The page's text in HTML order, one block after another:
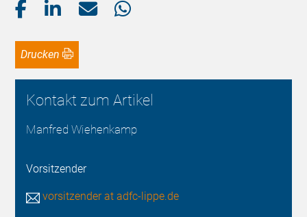
Drucken
Kontakt zum Artikel
Manfred Wiehenkamp
Vorsitzender
vorsitzender at adfc-lippe.de